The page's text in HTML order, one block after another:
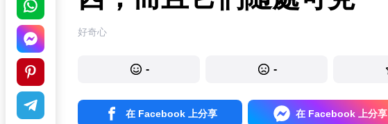
好奇心
- -
在 Facebook 上分享 在 Facebook 上分享